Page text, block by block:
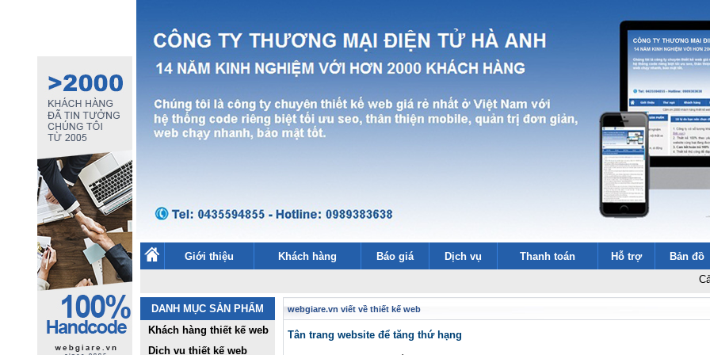
Giới thiệu Khách hàng Báo giá Dịch vụ Thanh toán Hỗ trợ Bản đồ
Cảm ơn
DANH MỤC SẢN PHẨM
Khách hàng thiết kế web
Dịch vụ thiết kế web
webgiare.vn viết về thiết kế web
Tân trang website để tăng thứ hạng